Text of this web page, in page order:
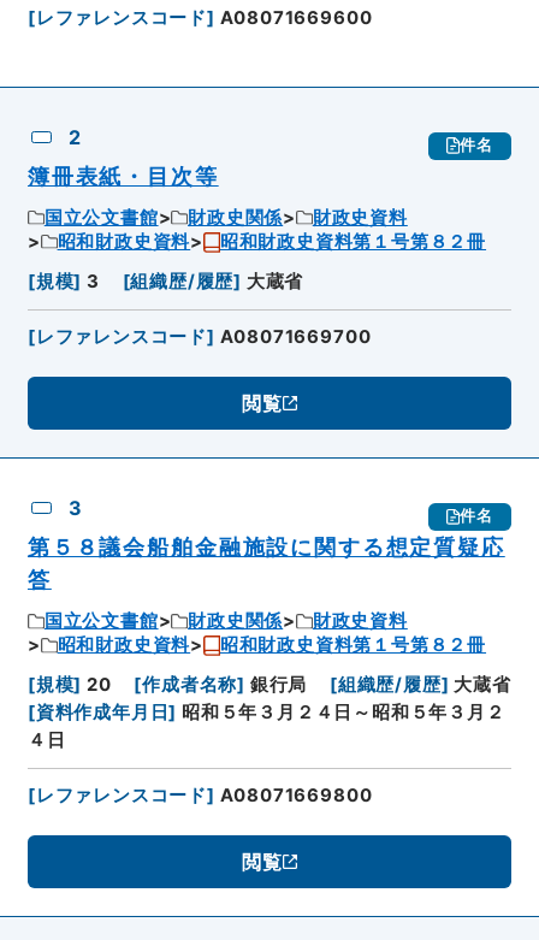
[レファレンスコード] A08071669600
2 件名
簿冊表紙・目次等
国立公文書館 財政史関係
財政史資料
昭和財政史資料
昭和財政史資料第１号第８２冊
[規模] 3 [組織歴/履歴] 大蔵省
[レファレンスコード] A08071669700
閲覧
3 件名
第５８議会船舶金融施設に関する想定質疑応
答
国立公文書館 財政史関係
財政史資料
昭和財政史資料
昭和財政史資料第１号第８２冊
[規模] 20 [作成者名称] 銀行局 [組織歴/履歴] 大蔵省
[資料作成年月日] 昭和５年３月２４日～昭和５年３月２
４日
[レファレンスコード] A08071669800
閲覧